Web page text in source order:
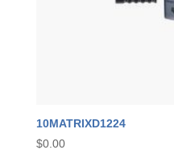
10MATRIXD1224
$0.00